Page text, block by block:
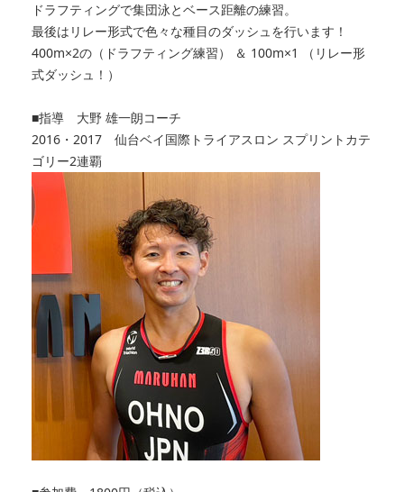
ドラフティングで集団泳とベース距離の練習。
最後はリレー形式で色々な種目のダッシュを行います！
400m×2の（ドラフティング練習） ＆ 100m×1 （リレー形
式ダッシュ！）
■指導 大野 雄一朗コーチ
2016・2017 仙台ベイ国際トライアスロン スプリントカテ
ゴリー2連覇